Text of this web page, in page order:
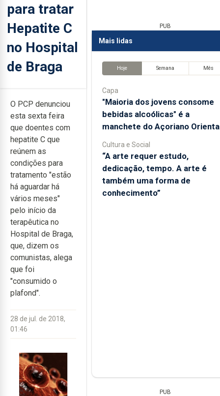
para tratar
Hepatite C
no Hospital
de Braga
O PCP denunciou
esta sexta feira
que doentes com
hepatite C que
reúnem as
condições para
tratamento "estão
há aguardar há
vários meses"
pelo início da
terapêutica no
Hospital de Braga,
que, dizem os
comunistas, alega
que foi
"consumido o
plafond".
28 de jul. de 2018,
01:46
PUB
Mais lidas
Hoje Semana Mês
Capa
"Maioria dos jovens consome
bebidas alcoólicas" é a
manchete do Açoriano
Cultura e Social
“A arte requer estudo,
dedicação, tempo. A arte é
também uma forma de
conhecimento”
PUB